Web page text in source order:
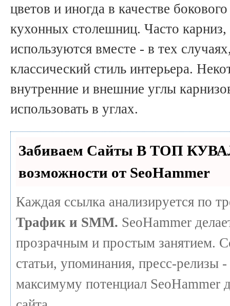
цветов и иногда в качестве
кухонных столешниц. Часто
используются вместе - в тех
классический стиль интерьера.
внутренние и внешние углы
использовать в углах.
Забиваем Сайты В ТОП
возможности от SeoHammer
Каждая ссылка анализируется по
Трафик и SMM. SeoHammer
прозрачным и простым занятием.
статьи, упоминания, пресс-релизы
максимуму потенциал SeoHammer